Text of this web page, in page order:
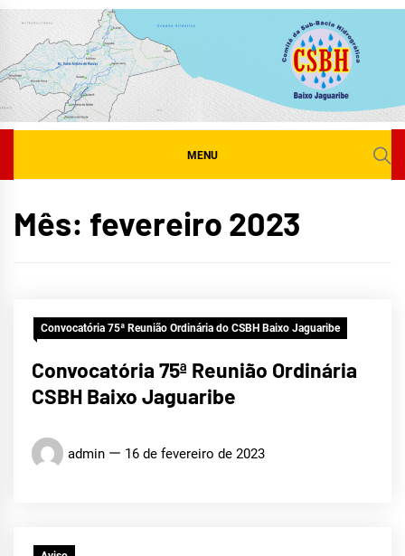
Skip
content
MENU
Mês: fevereiro 2023
Convocatória 75ª Reunião Ordinária do CSBH Baixo Jaguaribe
Convocatória 75ª Reunião Ordinária
CSBH Baixo Jaguaribe
admin 16 de fevereiro de 2023